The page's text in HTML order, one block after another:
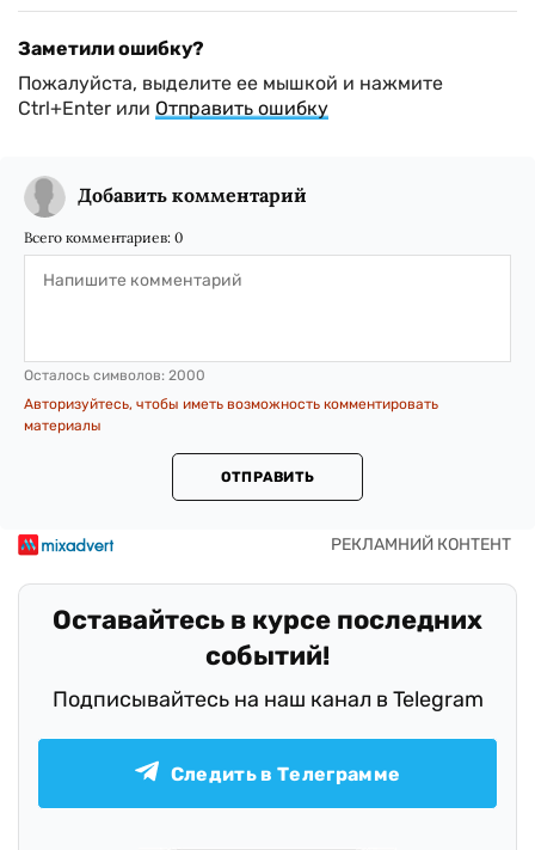
Заметили ошибку?
Пожалуйста, выделите ее мышкой и нажмите
Ctrl+Enter или Отправить ошибку
Добавить комментарий
Всего комментариев: 0
Осталось символов: 2000
Авторизуйтесь, чтобы иметь возможность комментировать
материалы
ОТПРАВИТЬ
Оставайтесь в курсе последних
событий!
Подписывайтесь на наш канал в Telegram
Следить в Телеграмме